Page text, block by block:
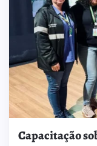
Capacitação